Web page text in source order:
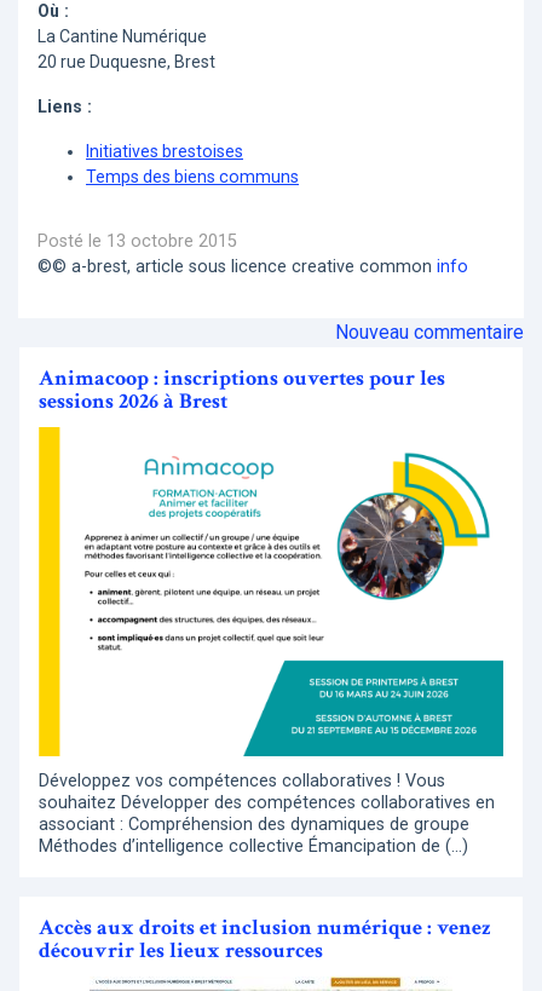
Où :
La Cantine Numérique
20 rue Duquesne, Brest
Liens :
Initiatives brestoises
Temps des biens communs
Posté le 13 octobre 2015
©© a-brest, article sous licence creative common info
Nouveau commentaire
Animacoop : inscriptions ouvertes pour les
sessions 2026 à Brest
Développez vos compétences collaboratives ! Vous
souhaitez Développer des compétences collaboratives en
associant : Compréhension des dynamiques de groupe
Méthodes d’intelligence collective Émancipation de (…)
Accès aux droits et inclusion numérique : venez
découvrir les lieux ressources